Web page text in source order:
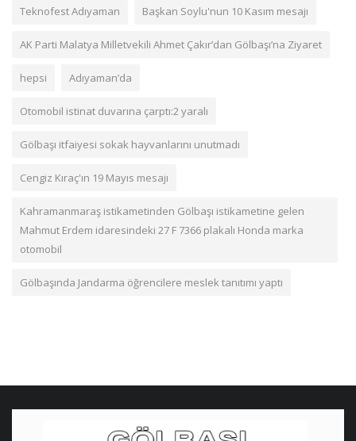
Teknofest Adıyaman Başkan Soylu'nun 10 Kasım mesajı
AK Parti Malatya Milletvekili Ahmet Çakır’dan Gölbaşı’na Ziyaret
hepsi Adıyaman’da
Otomobil istinat duvarına çarptı:2 yaralı
Gölbaşı itfaiyesi sokak hayvanlarını unutmadı
Cengiz Kıraç'ın 19 Mayıs mesajı
Kahramanmaraş istikametinden Gölbaşı istikametine gelen
Mahmut Erdem idaresindeki 27 F 7366 plakalı Honda marka
otomobil
Gölbaşında Jandarma öğrencilere meslek tanıtımı yaptı